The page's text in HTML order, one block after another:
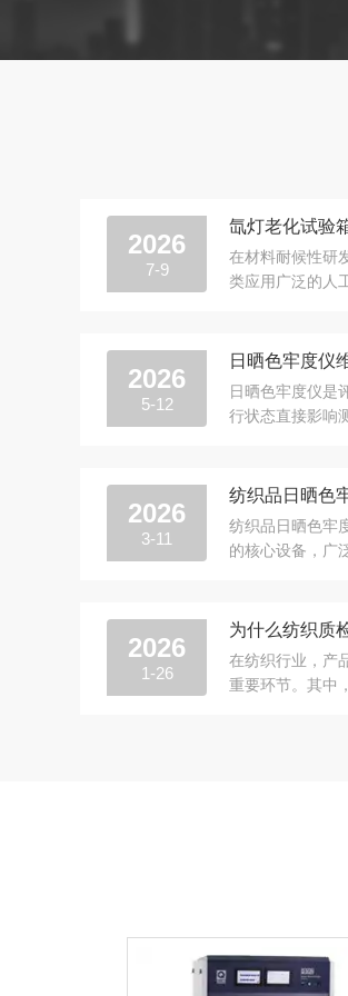
2026
7-9
在材料耐候性研
类应用广泛的人
2026
5-12
日晒色牢度仪是
行状态直接影响
2026
3-11
纺织品日晒色牢
的核心设备，广
2026
1-26
为什么纺织质
在纺织行业，产
重要环节。其中